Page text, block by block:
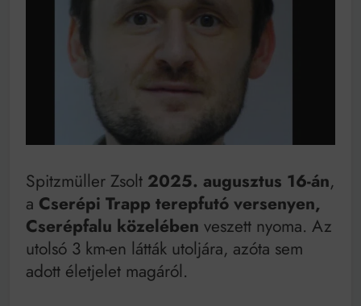
Karinthy Frigyes: a zseni, aki belenézett a saját
koponyájába
Ki akarsz törni. De miből?
Az öregség nem csak ránc?
Az ördög még mindig Pradát visel. De te miért öltözöl
Mindenki a világot akarja uralni – de nem csak a 80-
as években
Bitumenes lapostetők: a bevált technológia akkor
működik, ha jól van felújítva
Spitzmüller Zsolt 2025. augusztus 16-án,
a Cserépi Trapp terepfutó versenyen,
Cserépfalu közelében veszett nyoma. Az
utolsó 3 km-en látták utoljára, azóta sem
adott életjelet magáról.